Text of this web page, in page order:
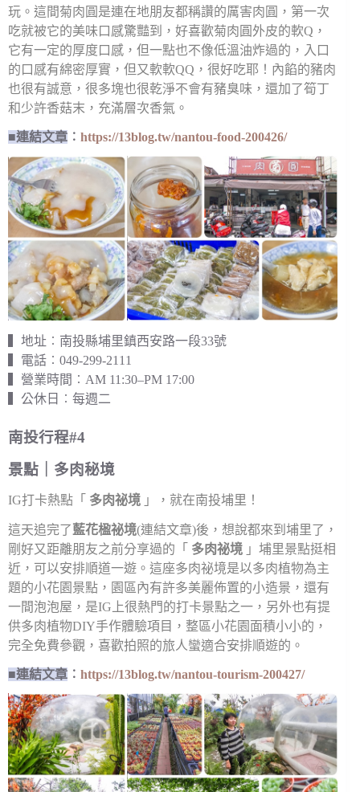
玩。這間菊肉圓是連在地朋友都稱讚的厲害肉圓，第一次
吃就被它的美味口感驚豔到，好喜歡菊肉圓外皮的軟Q，
它有一定的厚度口感，但一點也不像低溫油炸過的，入口
的口感有綿密厚實，但又軟軟QQ，很好吃耶！內餡的豬肉
也很有誠意，很多塊也很乾淨不會有豬臭味，還加了筍丁
和少許香菇末，充滿層次香氣。
■連結文章 ︰ https://13blog.tw/nantou-food-200426/
▍地址︰南投縣埔里鎮西安路一段33號
▍電話︰049-299-2111
▍營業時間︰AM 11:30–PM 17:00
▍公休日︰每週二
南投行程#4
景點｜多肉秘境
IG打卡熱點「 多肉祕境 」，就在南投埔里！
這天追完了藍花楹祕境(連結文章)後，想說都來到埔里了，
剛好又距離朋友之前分享過的「 多肉祕境 」埔里景點挺相
近，可以安排順道一遊。這座多肉祕境是以多肉植物為主
題的小花園景點，園區內有許多美麗佈置的小造景，還有
一間泡泡屋，是IG上很熱門的打卡景點之一，另外也有提
供多肉植物DIY手作體驗項目，整區小花園面積小小的，
完全免費參觀，喜歡拍照的旅人蠻適合安排順遊的。
■連結文章 ︰ https://13blog.tw/nantou-tourism-200427/